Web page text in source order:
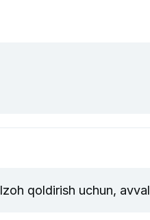
Izoh qoldirish uchun, avval